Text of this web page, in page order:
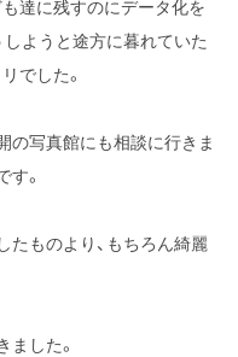
達に残すのにデータ化を
ようと途方に暮れていた
でした。
の写真館にも相談に行きま
。
たものより、もちろん綺麗
した。